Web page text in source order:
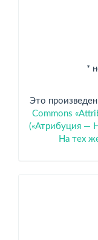
*
Это
Commons
(«Атрибуция —
На тех